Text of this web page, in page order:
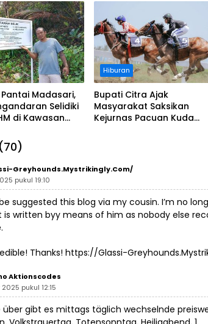
BPJS
Koordinasi Perusahaan
Madasari,
Selidiki
di Kawasan
Hiburan
Bupati Citra Ajak
Masyarakat Saksikan
Kejurnas Pacuan Kuda
Greyhounds.Mystrikingly.com/
pukul 19:10
suggested this blog via my cousin. I’m no
is written byy means of him as nobody else
Thanks! https://Glassi-
Aktionscodes
pukul 12:15
über gibt es mittags täglich wechselnde